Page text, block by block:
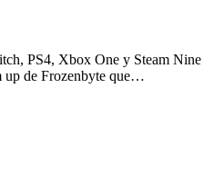
PS4, Xbox One y Steam Nine
up de Frozenbyte que…